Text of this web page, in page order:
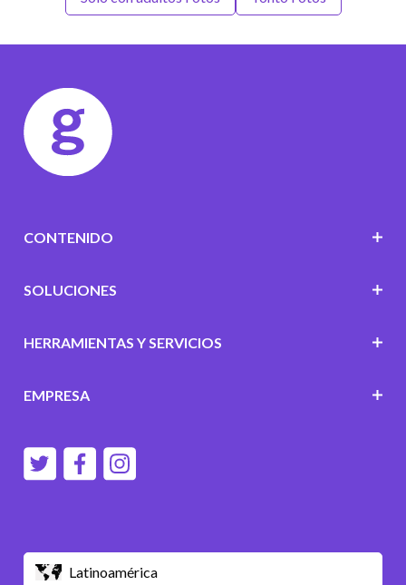
Latinoamérica
CONTENIDO
SOLUCIONES
HERRAMIENTAS Y SERVICIOS
EMPRESA